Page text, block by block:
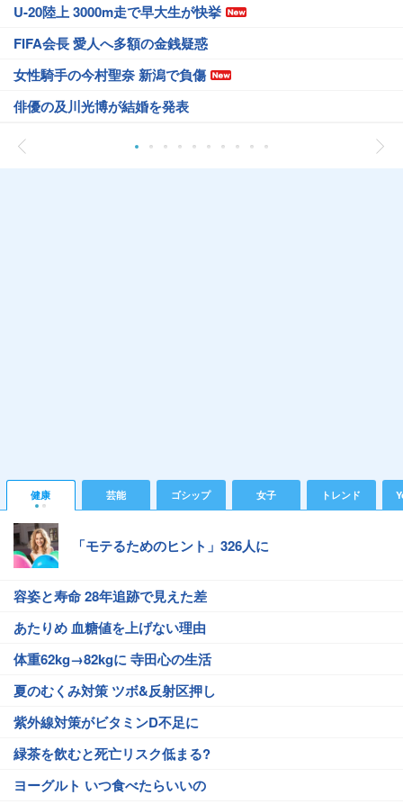
U-20陸上 3000m走で早大生が快挙
FIFA会長 愛人へ多額の金銭疑惑
女性騎手の今村聖奈 新潟で負傷
俳優の及川光博が結婚を発表
健康 芸能 ゴシップ 女子 トレンド
「モテるためのヒント」326人に
容姿と寿命 28年追跡で見えた差
あたりめ 血糖値を上げない理由
体重62kg→82kgに 寺田心の生活
夏のむくみ対策 ツボ&反射区押し
紫外線対策がビタミンD不足に
緑茶を飲むと死亡リスク低まる?
ヨーグルト いつ食べたらいいの